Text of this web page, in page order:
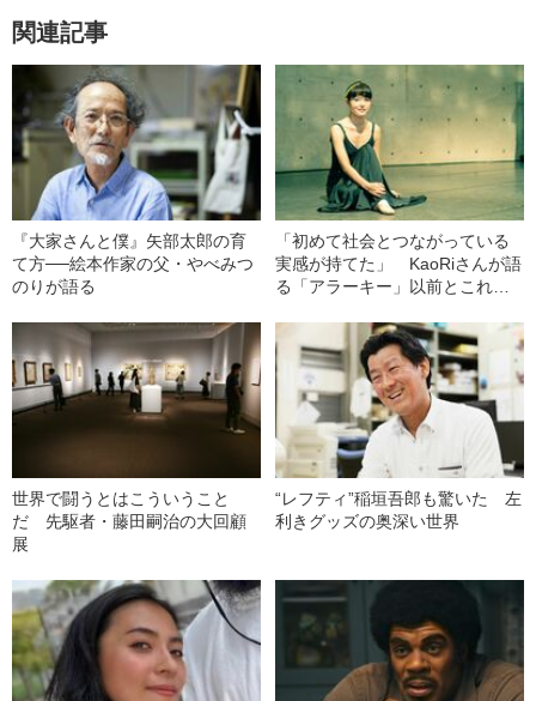
関連記事
『大家さんと僕』矢部太郎の育
て方──絵本作家の父・やべみつ
のりが語る
「初めて社会とつながっている
実感が持てた」 KaoRiさんが語
る「アラーキー」以前とこれか
世界で闘うとはこういうこと
だ 先駆者・藤田嗣治の大回顧
展
“レフティ”稲垣吾郎も驚いた 左
利きグッズの奥深い世界